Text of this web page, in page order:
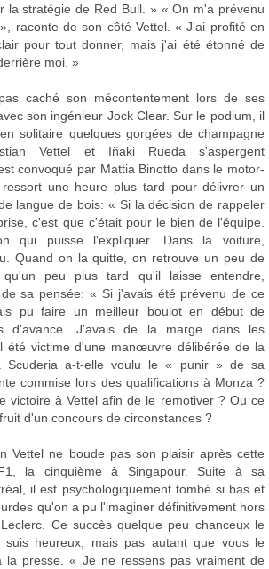
la stratégie de Red Bull. » « On m'a prévenu
raconte de son côté Vettel. « J'ai profité en
pour tout donner, mais j'ai été étonné de
moi. »
caché son mécontentement lors de ses
son ingénieur Jock Clear. Sur le podium, il
solitaire quelques gorgées de champagne
Vettel et Iñaki Rueda s'aspergent
convoqué par Mattia Binotto dans le motor-
une heure plus tard pour délivrer un
langue de bois: « Si la décision de rappeler
c'est que c'était pour le bien de l'équipe.
qui puisse l'expliquer. Dans la voiture,
Quand on la quitte, on retrouve un peu de
peu plus tard qu'il laisse entendre,
sa pensée: « Si j'avais été prévenu de ce
pu faire un meilleur boulot en début de
d'avance. J'avais de la marge dans les
été victime d'une manœuvre délibérée de la
a-t-elle voulu le « punir » de sa
commise lors des qualifications à Monza ?
victoire à Vettel afin de le remotiver ? Ou ce
d'un concours de circonstances ?
Vettel ne boude pas son plaisir après cette
la cinquième à Singapour. Suite à sa
il est psychologiquement tombé si bas et
qu'on a pu l'imaginer définitivement hors
Ce succès quelque peu chanceux le
heureux, mais pas autant que vous le
la presse. « Je ne ressens pas vraiment de